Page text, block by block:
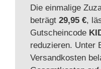
Die einmalige
beträgt 29,95 €,
Gutscheincode
reduzieren. Unter
Versandkosten